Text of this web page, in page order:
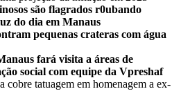
são flagrados r0ubando
do dia em Manaus
pequenas crateras com água
fará visita a áreas de
social com equipe da Vpreshaf
cobre tatuagem em homenagem a ex-